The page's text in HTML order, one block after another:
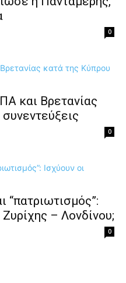
0
και Βρετανίας
0
“πατριωτισμός”:
– Λονδίνου;
0